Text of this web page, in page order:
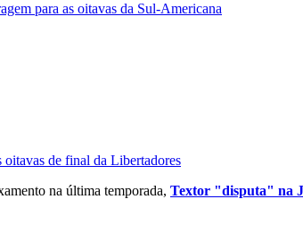
para as oitavas da Sul-Americana
de final da Libertadores
na última temporada, Textor "disputa" na